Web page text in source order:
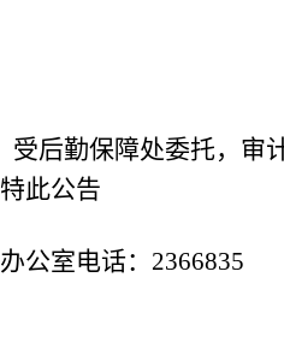
受后勤保障处委托，审
特此公告
办公室电话：2366835